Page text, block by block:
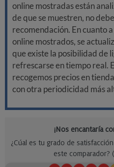
online mostradas están
de que se muestren, no
recomendación. En cuanto
online mostrados, se
que existe la posibilidad de
refrescarse en tiempo real.
recogemos precios en
con otra periodicidad más